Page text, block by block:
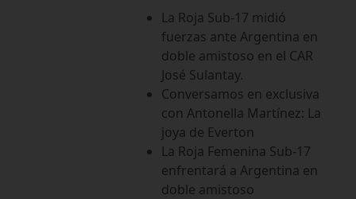
La Roja Sub-17 midió
fuerzas ante Argentina en
doble amistoso en el CAR
José Sulantay.
Conversamos en exclusiva
con Antonella Martínez: La
joya de Everton
La Roja Femenina Sub-17
enfrentará a Argentina en
doble amistoso